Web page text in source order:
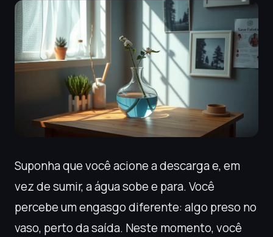
Suponha que você acione a descarga e, em
vez de sumir, a água sobe e para. Você
percebe um engasgo diferente: algo preso no
vaso, perto da saída. Neste momento, você